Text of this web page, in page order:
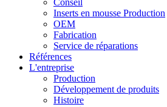
Conseil
Inserts en mousse Production
OEM
Fabrication
Service de réparations
Références
L'entreprise
Production
Développement de produits
Histoire